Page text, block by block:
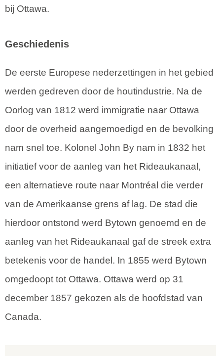
bij Ottawa.
Geschiedenis
De eerste Europese nederzettingen in het gebied
werden gedreven door de houtindustrie. Na de
Oorlog van 1812 werd immigratie naar Ottawa
door de overheid aangemoedigd en de bevolking
nam snel toe. Kolonel John By nam in 1832 het
initiatief voor de aanleg van het Rideaukanaal,
een alternatieve route naar Montréal die verder
van de Amerikaanse grens af lag. De stad die
hierdoor ontstond werd Bytown genoemd en de
aanleg van het Rideaukanaal gaf de streek extra
betekenis voor de handel. In 1855 werd Bytown
omgedoopt tot Ottawa. Ottawa werd op 31
december 1857 gekozen als de hoofdstad van
Canada.